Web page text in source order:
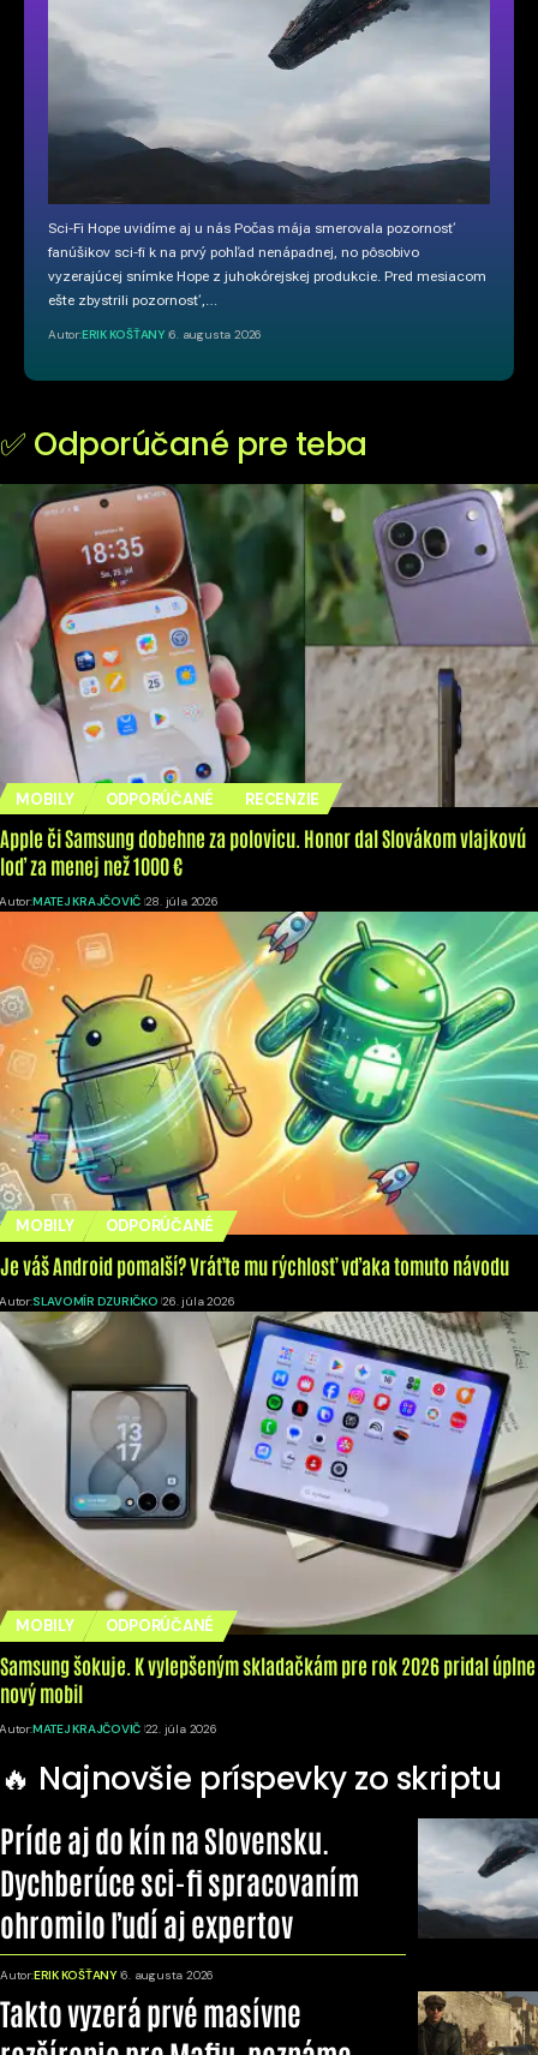
Sci-Fi Hope uvidíme aj u nás Počas mája smerovala pozornosť
fanúšikov sci-fi k na prvý pohľad nenápadnej, no pôsobivo
vyzerajúcej snímke Hope z juhokórejskej produkcie. Pred mesiacom
ešte zbystrili pozornosť,…
Autor:ERIK KOŠŤANY 6. augusta 2026
✅ Odporúčané pre teba
MOBILY ODPORÚČANÉ RECENZIE
Apple či Samsung dobehne za polovicu. Honor dal Slovákom vlajkovú
loď za menej než 1000 €
Autor:MATEJ KRAJČOVIČ 28. júla 2026
MOBILY ODPORÚČANÉ
Je váš Android pomalší? Vráťte mu rýchlosť vďaka tomuto návodu
Autor:SLAVOMÍR DZURIČKO 26. júla 2026
MOBILY ODPORÚČANÉ
Samsung šokuje. K vylepšeným skladačkám pre rok 2026 pridal úplne
nový mobil
Autor:MATEJ KRAJČOVIČ 22. júla 2026
🔥 Najnovšie príspevky zo skriptu
Príde aj do kín na Slovensku.
Dychberúce sci-fi spracovaním
ohromilo ľudí aj expertov
Autor:ERIK KOŠŤANY 6. augusta 2026
Takto vyzerá prvé masívne